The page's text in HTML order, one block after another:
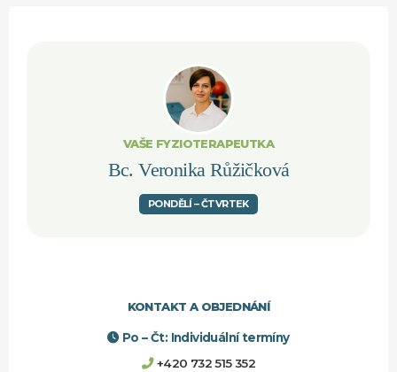
VAŠE FYZIOTERAPEUTKA
Bc. Veronika Růžičková
PONDĚLÍ – ČTVRTEK
KONTAKT A OBJEDNÁNÍ
Po – Čt: Individuální termíny
+420 732 515 352